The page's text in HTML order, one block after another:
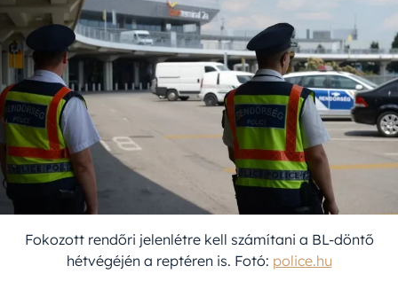
Fokozott rendőri jelenlétre kell számítani a BL-döntő
hétvégéjén a reptéren is. Fotó: police.hu